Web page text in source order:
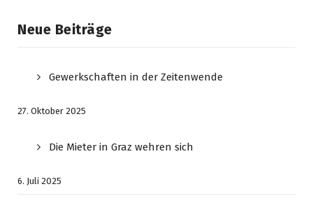
Neue Beiträge
Gewerkschaften in der Zeitenwende
27. Oktober 2025
Die Mieter in Graz wehren sich
6. Juli 2025